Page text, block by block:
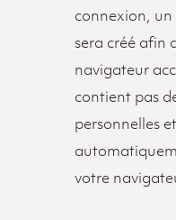
connexion,
sera créé afin
navigateur
contient pas
personnelles
votre